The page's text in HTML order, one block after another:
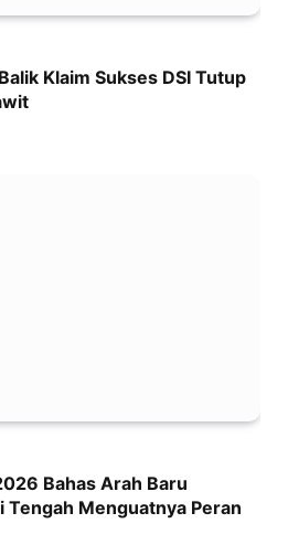
Klaim Sukses DSI Tutup
Bahas Arah Baru
Tengah Menguatnya Peran